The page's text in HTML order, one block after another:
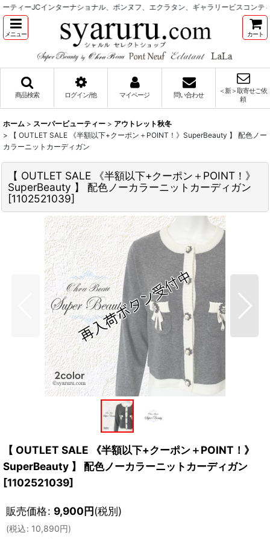
ィーJCインターナショナル、ポンヌフ、エクラタン、ギャラリービスコンティ
メニュー カート
商品検索 ログイン/他 マイページ 問い合わせ
＜新＞取寄せご依
頼
ホーム > スーパービューティー > アウトレット秋冬
>
【 OUTLET SALE 《半額以下+クーポン＋POINT！》SuperBeauty 】 配色ノー
カラーニットカーディガン
【 OUTLET SALE 《半額以下+クーポン＋POINT！》
SuperBeauty 】 配色ノーカラーニットカーディガン
[1102521039]
【 OUTLET SALE 《半額以下+クーポン＋POINT！》
SuperBeauty 】 配色ノーカラーニットカーディガン
[1102521039]
販売価格: 9,900円(税別)
(税込: 10,890円)